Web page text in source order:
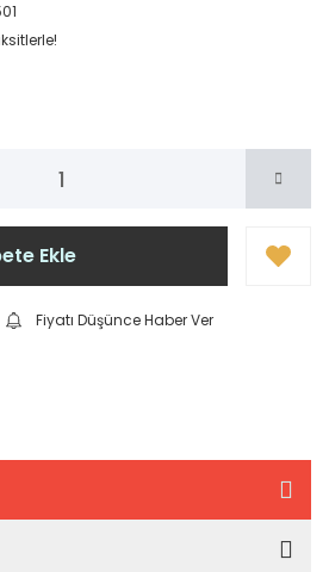
Ekle
Fiyatı Düşünce Haber Ver